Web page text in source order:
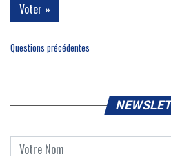
Questions précédentes